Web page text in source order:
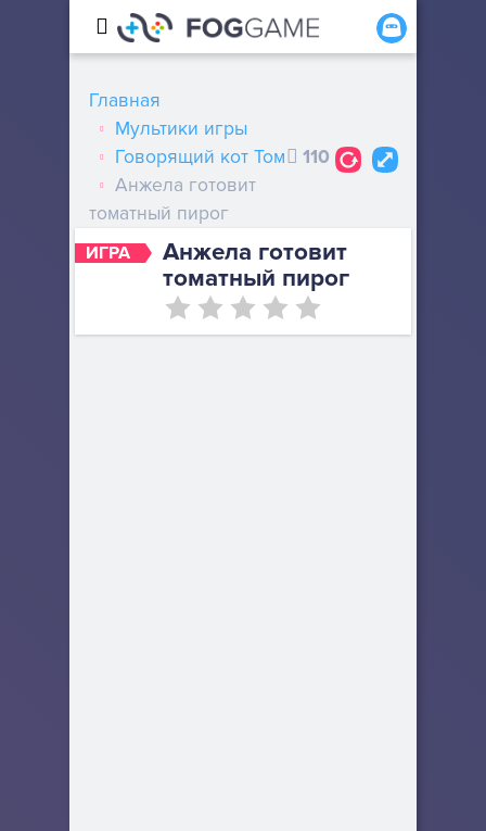
ИГРА
Анжела готовит
томатный пирог
Главная
Мультики игры
Говорящий кот Том
Анжела готовит
томатный пирог
110